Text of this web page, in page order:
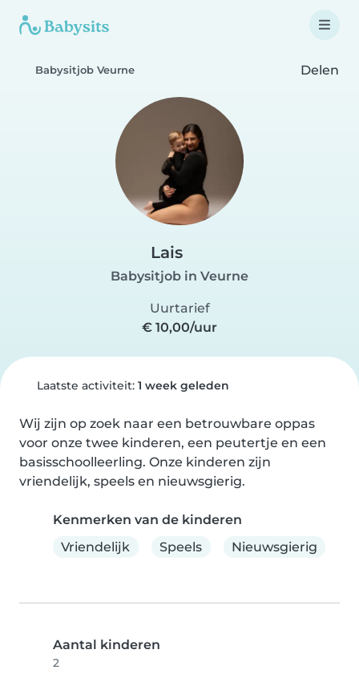
Babysitjob Veurne Delen
Lais
Babysitjob in Veurne
Uurtarief
€ 10,00/uur
Laatste activiteit: 1 week geleden
Wij zijn op zoek naar een betrouwbare oppas
voor onze twee kinderen, een peutertje en een
basisschoolleerling. Onze kinderen zijn
vriendelijk, speels en nieuwsgierig.
Kenmerken van de kinderen
Vriendelijk
Speels Nieuwsgierig
Aantal kinderen
2